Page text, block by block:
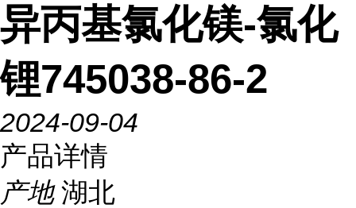
异丙基氯化镁-氯化
锂745038-86-2
2024-09-04
产品详情
产地 湖北